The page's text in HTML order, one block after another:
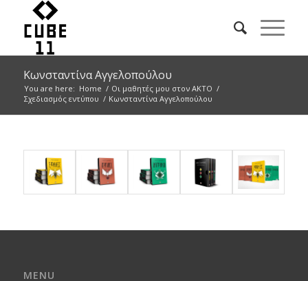
Κωνσταντίνα Αγγελοπούλου
You are here: Home / Οι μαθητές μου στον ΑΚΤΟ /
Σχεδιασμός εντύπου / Κωνσταντίνα Αγγελοπούλου
MENU